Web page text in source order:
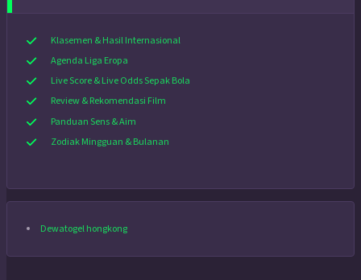
Klasemen & Hasil Internasional
Agenda Liga Eropa
Live Score & Live Odds Sepak Bola
Review & Rekomendasi Film
Panduan Sens & Aim
Zodiak Mingguan & Bulanan
Dewatogel hongkong